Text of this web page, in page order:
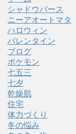
シャドウバース
ニーアオートマタ
ハロウィン
バレンタイン
ブログ
ポケモン
七五三
七夕
乾燥肌
住宅
体力づくり
冬の悩み